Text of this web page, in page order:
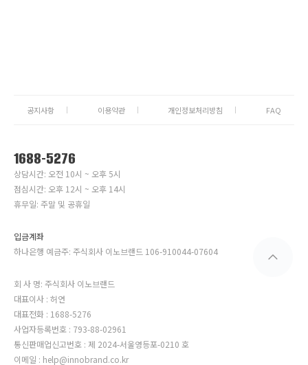
공지사항 이용약관 개인정보처리방침 FAQ
1688-5276
상담시간: 오전 10시 ~ 오후 5시
점심시간: 오후 12시 ~ 오후 14시
휴무일: 주말 및 공휴일
입금계좌
하나은행 예금주: 주식회사 이노브랜드 106-910044-07604
회 사 명: 주식회사 이노브랜드
대표이사 : 허연
대표전화 : 1688-5276
사업자등록번호 : 793-88-02961
통신판매업신고번호 : 제 2024-서울영등포-0210 호
이메일 : help@innobrand.co.kr